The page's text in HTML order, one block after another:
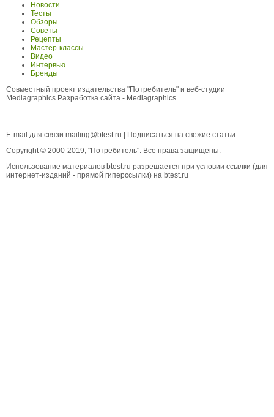
Новости
Тесты
Обзоры
Советы
Рецепты
Мастер-классы
Видео
Интервью
Бренды
Совместный проект издательства "Потребитель" и веб-студии
Mediagraphics Разработка сайта - Mediagraphics
E-mail для связи mailing@btest.ru
Подписаться на свежие статьи
Copyright © 2000-2019, "Потребитель". Все права защищены.
Использование материалов btest.ru разрешается при условии ссылки (для
интернет-изданий - прямой гиперссылки) на btest.ru